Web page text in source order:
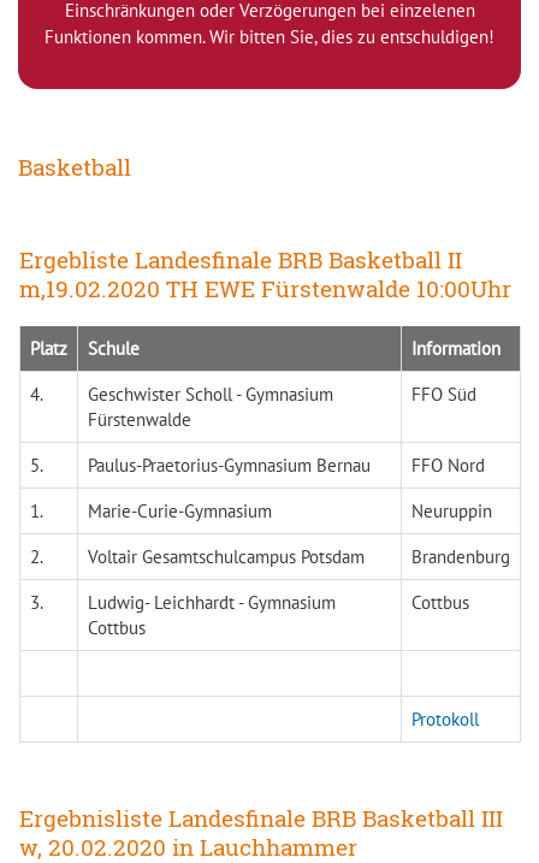
Einschränkungen oder Verzögerungen bei einzelenen
Funktionen kommen. Wir bitten Sie, dies zu entschuldigen!
Basketball
Ergebliste Landesfinale BRB Basketball II
m,19.02.2020 TH EWE Fürstenwalde 10:00Uhr
Platz Schule
Information
4.
Geschwister Scholl - Gymnasium
Fürstenwalde
FFO Süd
5. Paulus-Praetorius-Gymnasium Bernau
FFO Nord
1.
Marie-Curie-Gymnasium
Neuruppin
2.
Voltair Gesamtschulcampus Potsdam
Brandenburg
3.
Ludwig- Leichhardt - Gymnasium
Cottbus
Cottbus
Protokoll
Ergebnisliste Landesfinale BRB Basketball III
w, 20.02.2020 in Lauchhammer